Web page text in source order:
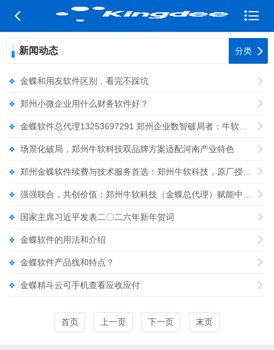
 
新闻动态 分类 

金蝶和用友软件区别，看完不踩坑

郑州小微企业用什么财务软件好？

金蝶软件总代理13253697291 郑州企业数智破局者：牛软科技金蝶软件总代理

场景化破局，郑州牛软科技双品牌方案适配河南产业特色

郑州金蝶软件续费与技术服务首选：郑州牛软科技，原厂授权更靠谱

强强联合，共创价值：郑州牛软科技（金蝶总代理）赋能中原产业升级

国家主席习近平发表二〇二六年新年贺词

金蝶软件的用法和介绍

金蝶软件产品线和特点？

金蝶精斗云可手机查看应收应付
首页 上一页 下一页 末页